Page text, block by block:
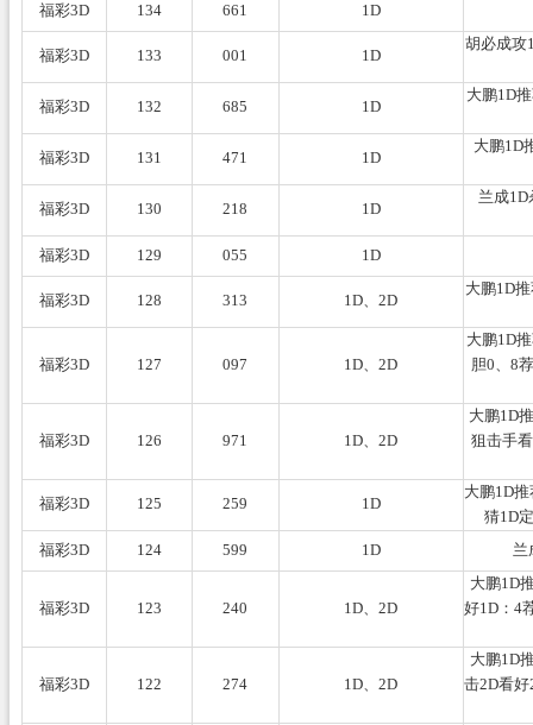
福彩3D 134 661 1D
福彩3D 133 001 1D
胡必成攻
福彩3D 132 685 1D
大鹏1D
福彩3D 131 471 1D
大鹏1D
福彩3D 130 218 1D
兰成
福彩3D 129 055 1D
福彩3D 128 313 1D、2D
大鹏1D
福彩3D 127 097 1D、2D
大鹏1D
胆0、8
福彩3D 126 971 1D、2D
大鹏1D
狙击手
福彩3D 125 259 1D
大鹏1D
猜1D
福彩3D
124 599 1D 兰
福彩3D 123 240 1D、2D
大鹏1D
好1D：4
福彩3D 122 274 1D、2D
大鹏1D
击2D看